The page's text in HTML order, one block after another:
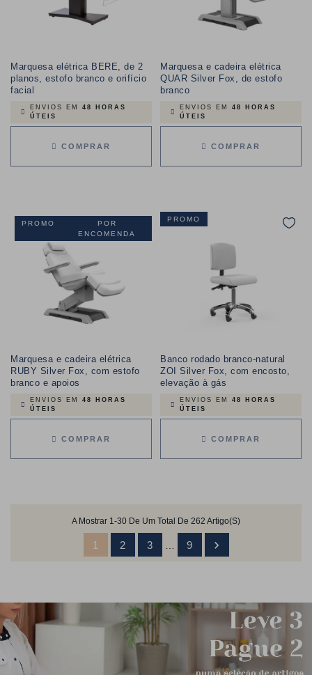
Marquesa elétrica BERE, de 2
planos, estofo branco e orifício
facial
ENVIOS EM 48 HORAS
ÚTEIS
COMPRAR
Marquesa e cadeira elétrica
QUAR Silver Fox, de estofo
branco
ENVIOS EM 48 HORAS
ÚTEIS
COMPRAR
PROMO
POR
ENCOMENDA
Marquesa e cadeira elétrica
RUBY Silver Fox, com estofo
branco e apoios
ENVIOS EM 48 HORAS
ÚTEIS
COMPRAR
PROMO
Banco rodado branco-natural
ZOI Silver Fox, com encosto,
elevação à gás
ENVIOS EM 48 HORAS
ÚTEIS
COMPRAR
A Mostrar 1-30 De Um Total De 262 Artigo(s)
1 2 3 … 9 